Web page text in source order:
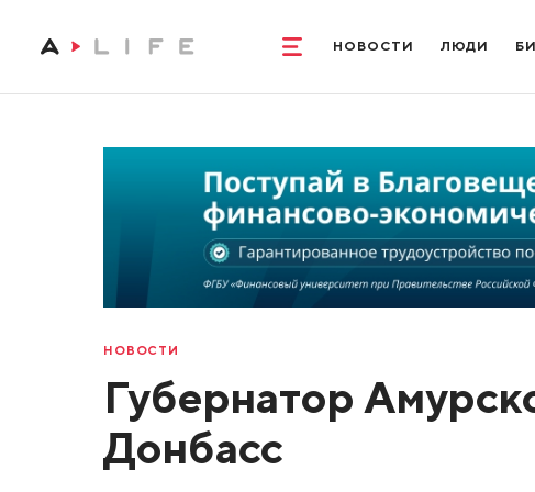
НОВОСТИ ЛЮДИ
НОВОСТИ
Губернатор
Донбасс